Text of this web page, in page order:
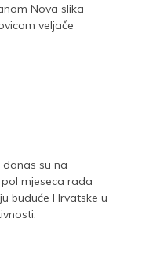
Nova slika
veljače
danas su na
mjeseca rada
buduće Hrvatske u